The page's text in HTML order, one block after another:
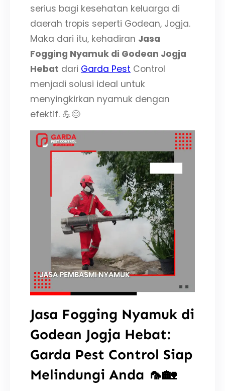
serius bagi kesehatan keluarga di
daerah tropis seperti Godean, Jogja.
Maka dari itu, kehadiran Jasa
Fogging Nyamuk di Godean Jogja
Hebat dari Garda Pest Control
menjadi solusi ideal untuk
menyingkirkan nyamuk dengan
efektif. 💪😊
Jasa Fogging Nyamuk di
Godean Jogja Hebat:
Garda Pest Control Siap
Melindungi Anda 🦟🏡